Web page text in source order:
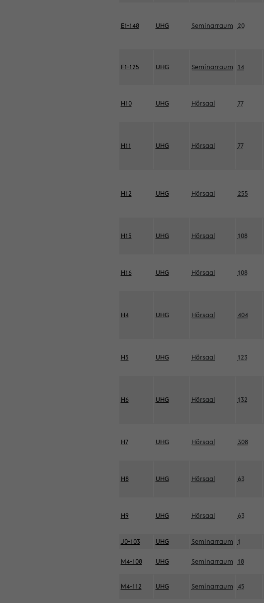
E1-148 UHG Seminarraum 20
F1-125 UHG Seminarraum 14
H10 UHG Hörsaal 77
H11 UHG Hörsaal 77
H12 UHG Hörsaal 255
H15 UHG Hörsaal 108
H16 UHG Hörsaal 108
H4 UHG Hörsaal 404
H5 UHG Hörsaal 123
H6 UHG Hörsaal 132
H7 UHG Hörsaal 308
H8 UHG Hörsaal 63
H9 UHG Hörsaal 63
J0-103 UHG Seminarraum 1
M4-108 UHG Seminarraum 18
M4-112 UHG Seminarraum 45